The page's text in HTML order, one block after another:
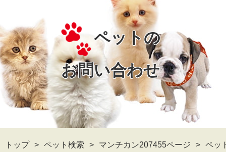
ペットの
お問い合わせ
トップ ペット検索 マンチカン207455ページ ペッ